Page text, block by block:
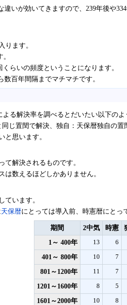
いが効いてきますので、239年後や
ります。
らいの頻度ということになります。
百年間隔までマチマチです。
る解決率を調べるとだいたい以下のよ
同じ置閏で解決、独自：天保暦独自の
と思います。
て解決されるものです。
は数えるほどしかありません。
ています。
天保暦にとっては導入前、時憲暦にとっ
期間 2中気 時憲
1～ 400年
13 6
401～ 800年 10 7
801～1200年 11 7
1201～1600年 8 5
1601～2000年 10 8